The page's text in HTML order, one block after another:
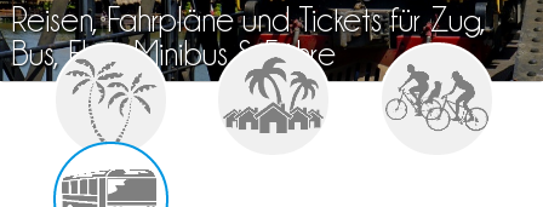
Reisen, Fahrpläne und Tickets für Zug,
Bus, Flug, Minibus & Fähre